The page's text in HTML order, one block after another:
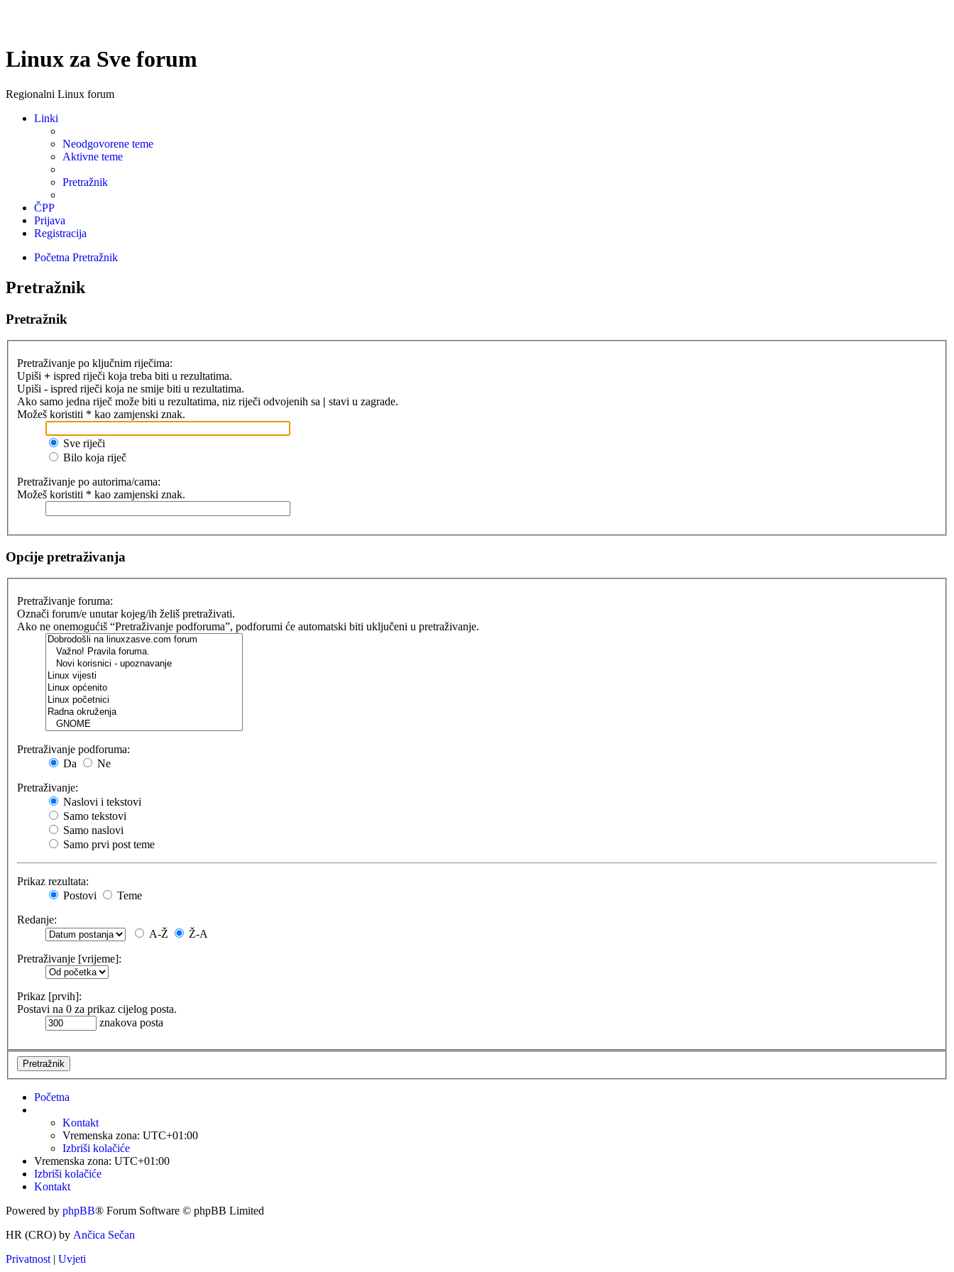
Linux za Sve forum
Regionalni Linux forum
Linki
Neodgovorene teme
Aktivne teme
Pretražnik
ČPP
Prijava
Registracija
Početna Pretražnik
Pretražnik
Pretražnik
Pretraživanje po ključnim riječima:
Upiši + ispred riječi koja treba biti u rezultatima.
Upiši - ispred riječi koja ne smije biti u rezultatima.
Ako samo jedna riječ može biti u rezultatima, niz riječi odvojenih sa | stavi u zagrade.
Možeš koristiti * kao zamjenski znak.
Sve riječi
Bilo koja riječ
Pretraživanje po autorima/cama:
Možeš koristiti * kao zamjenski znak.
Opcije pretraživanja
Pretraživanje foruma:
Označi forum/e unutar kojeg/ih želiš pretraživati.
Ako ne onemogućiš “Pretraživanje podforuma”, podforumi će automatski biti uključeni u pretraživanje.
Pretraživanje podforuma:
Da
Ne
Pretraživanje:
Naslovi i tekstovi
Samo tekstovi
Samo naslovi
Samo prvi post teme
Prikaz rezultata:
Postovi
Teme
Redanje:
A-Ž
Ž-A
Pretraživanje [vrijeme]:
Prikaz [prvih]:
Postavi na 0 za prikaz cijelog posta.
znakova posta
Početna
Kontakt
Vremenska zona: UTC+01:00
Izbriši kolačiće
Vremenska zona: UTC+01:00
Izbriši kolačiće
Kontakt
Powered by phpBB® Forum Software © phpBB Limited
HR (CRO) by Ančica Sečan
Privatnost | Uvjeti